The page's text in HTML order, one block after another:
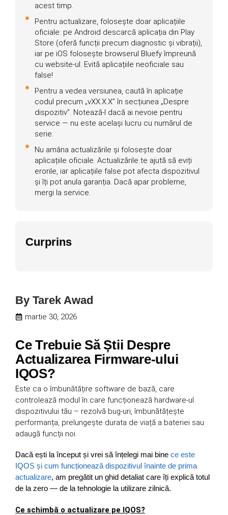
acest timp.
Pentru actualizare, folosește doar aplicațiile
oficiale: pe Android descarcă aplicația din Play
Store (oferă funcții precum diagnostic și vibrații),
iar pe iOS folosește browserul Bluefy împreună
cu website-ul. Evită aplicațiile neoficiale sau
false!
Pentru a vedea versiunea, caută în aplicație
codul precum „vXX.X.X” în secțiunea „Despre
dispozitiv”. Notează-l dacă ai nevoie pentru
service — nu este același lucru cu numărul de
serie.
Nu amâna actualizările și folosește doar
aplicațiile oficiale. Actualizările te ajută să eviți
erorile, iar aplicațiile false pot afecta dispozitivul
și îți pot anula garanția. Dacă apar probleme,
mergi la service.
Curprins
By Tarek Awad
martie 30, 2026
Ce Trebuie Să Știi Despre
Actualizarea Firmware-ului
IQOS?
Este ca o îmbunătățire software de bază, care
controlează modul în care funcționează hardware-ul
dispozitivului tău – rezolvă bug-uri, îmbunătățește
performanța, prelungește durata de viață a bateriei sau
adaugă funcții noi.
Dacă ești la început și vrei să înțelegi mai bine ce este
IQOS și cum funcționează dispozitivul înainte de prima
actualizare, am pregătit un ghid detaliat care îți explică totul
de la zero — de la tehnologie la utilizare zilnică.
Ce schimbă o actualizare pe IQOS?